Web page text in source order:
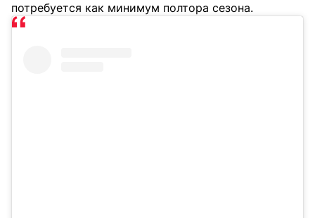
потребуется как минимум полтора сезона.